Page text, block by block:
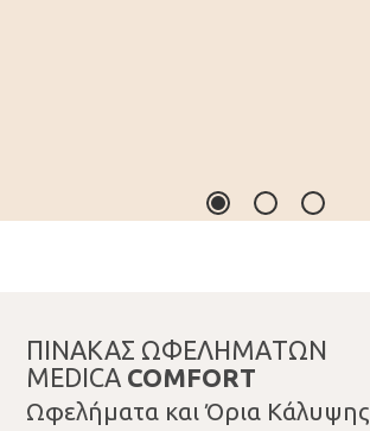
ΠIΝΑΚΑΣ ΩΦΕΛΗΜAΤΩΝ
MEDICA COMFORT
Ωφελήματα και Όρια Κάλυψης